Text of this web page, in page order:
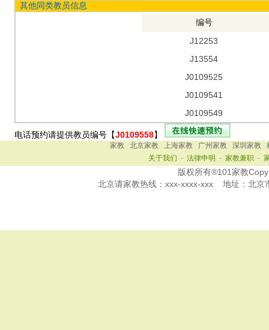
其他同类教员信息
编号
J12253
J13554
J0109525
J0109541
J0109549
电话预约请提供教员编号【J0109558】
家教 北京家教 上海家教 广州家教 深圳家教
关于我们 - 法律申明 - 家教兼职 -
版权所有®101家教
北京请家教热线： xxx-xxxx-xxx 地址：北京